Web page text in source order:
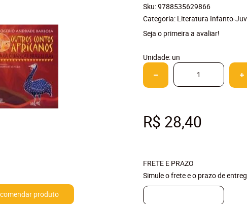
produto
Sku:9788535629866
Categoria: Literatura Infanto-
Seja o primeira a avaliar!
Unidade: un
R$ 28,40
FRETE E PRAZO
Simule o frete e o prazo de